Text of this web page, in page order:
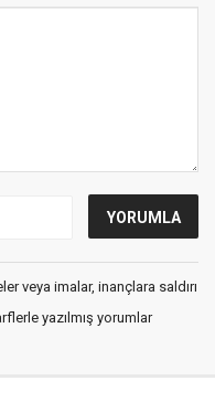
veya imalar, inançlara saldırı
yazılmış yorumlar